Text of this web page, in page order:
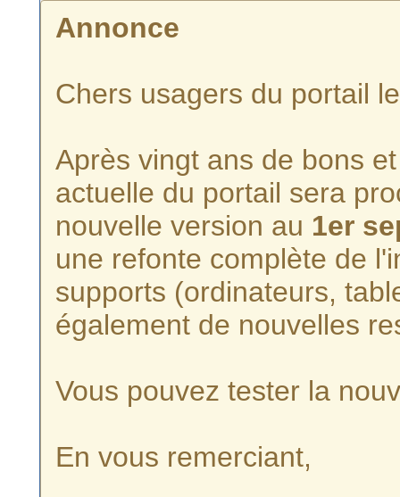
Annonce
Chers usagers du portail
Après vingt ans de bons
actuelle du portail sera
nouvelle version au 1er
une refonte complète de
supports (ordinateurs,
également de nouvelles
Vous pouvez tester la
En vous remerciant,